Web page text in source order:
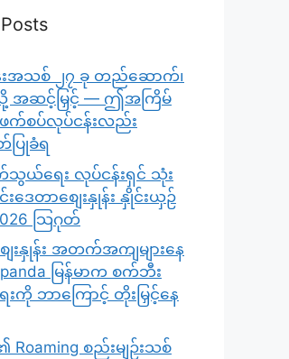
းအသစ် ၂၇ ခု တည်ဆောက်၊
အဆင့်မြှင့် — ဤအကြိမ်
ဖက်စပ်လုပ်ငန်းလည်း
ြုခံရ
သွယ်ရေး လုပ်ငန်းရှင် သုံး
ဒေတာစျေးနှုန်း နှိုင်းယှဉ်
သြဂုတ်
းနှုန်း အတက်အကျများနေ
မြန်မာက စက်ဘီး
းကို ဘာကြောင့် တိုးမြှင့်နေ
Roaming စည်းမျဉ်းသစ်